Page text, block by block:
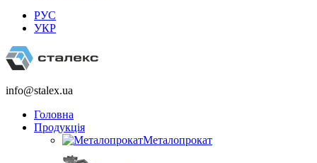
РУС
УКР
info@stalex.ua
Головна
Продукція
Металопрокат